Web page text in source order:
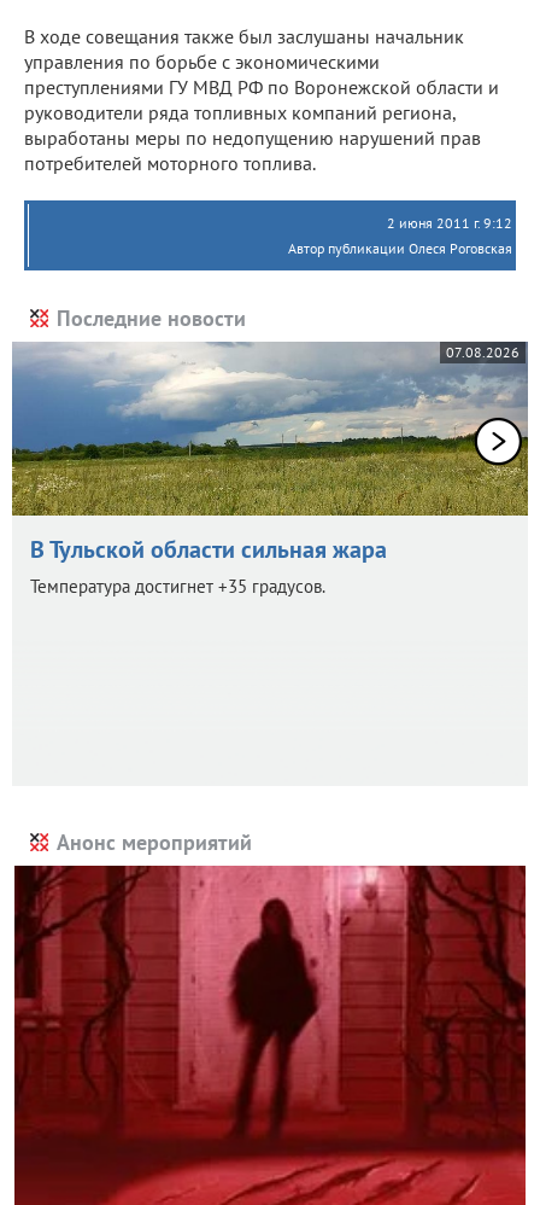
В ходе совещания также был заслушаны начальник
управления по борьбе с экономическими
преступлениями ГУ МВД РФ по Воронежской области и
руководители ряда топливных компаний региона,
выработаны меры по недопущению нарушений прав
потребителей моторного топлива.
2 июня 2011 г. 9:12
Автор публикации Олеся Роговская
Последние новости
07.08.2026
В Тульской области сильная жара
Температура достигнет +35 градусов.
Анонс мероприятий